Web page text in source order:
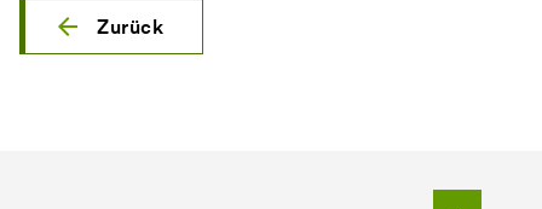
Zurück